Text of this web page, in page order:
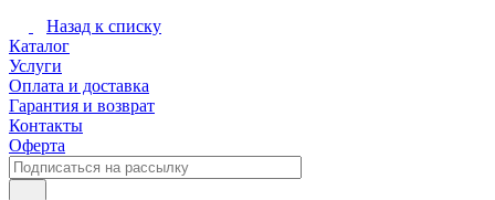
Назад к списку
Каталог
Услуги
Оплата и доставка
Гарантия и возврат
Контакты
Оферта